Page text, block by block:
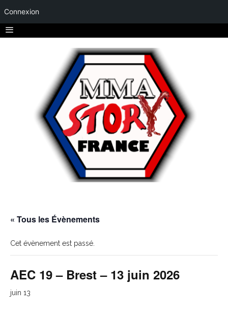
Connexion
« Tous les Évènements
Cet évènement est passé.
AEC 19 – Brest – 13 juin 2026
juin 13